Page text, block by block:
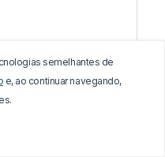
semelhantes de
e, ao continuar navegando,